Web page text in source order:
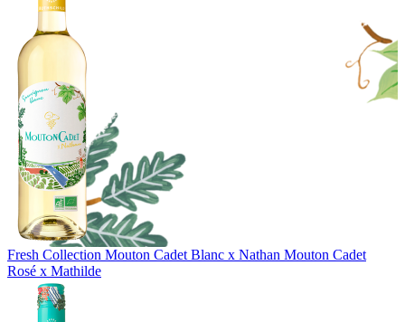
Fresh Collection Mouton Cadet Blanc x Nathan Mouton Cadet
Rosé x Mathilde